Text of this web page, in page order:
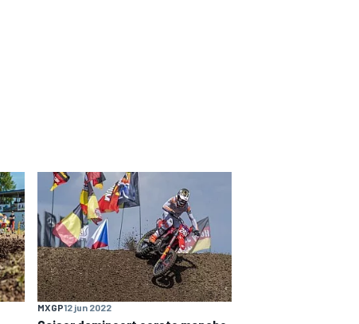
MXGP12 jun 2022